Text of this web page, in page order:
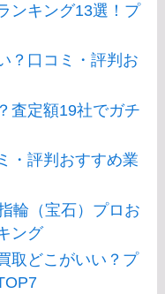
ンキング13選！プ
？口コミ・評判お
査定額19社でガチ
・評判おすすめ業
輪（宝石）プロお
ング
取どこがいい？プ